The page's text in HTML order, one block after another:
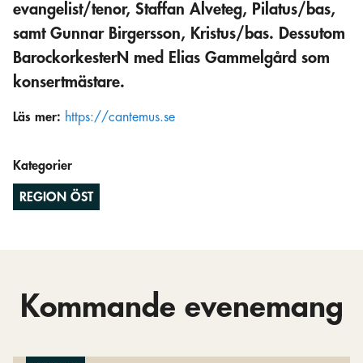
evangelist/tenor, Staffan Alveteg, Pilatus/bas,
samt Gunnar Birgersson, Kristus/bas. Dessutom
BarockorkesterN med Elias Gammelgård som
konsertmästare.
Läs mer: https://cantemus.se
Kategorier
REGION ÖST
Kommande evenemang